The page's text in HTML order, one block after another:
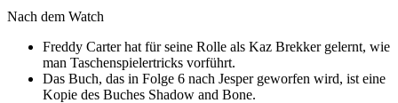
Nach dem Watch
Freddy Carter hat für seine Rolle als Kaz Brekker gelernt, wie
man Taschenspielertricks vorführt.
Das Buch, das in Folge 6 nach Jesper geworfen wird, ist eine
Kopie des Buches Shadow and Bone.